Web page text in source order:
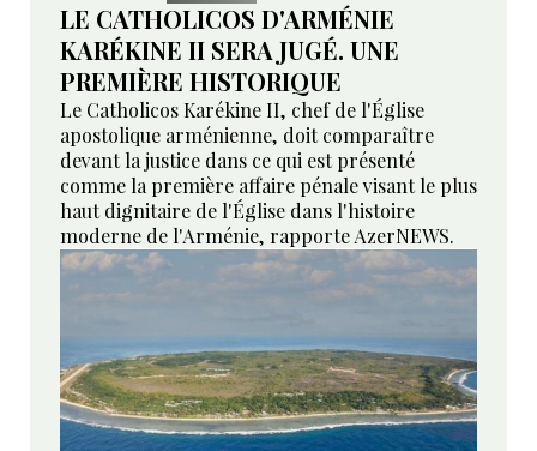
LE CATHOLICOS D'ARMÉNIE
KARÉKINE II SERA JUGÉ. UNE
PREMIÈRE HISTORIQUE
Le Catholicos Karékine II, chef de l'Église
apostolique arménienne, doit comparaître
devant la justice dans ce qui est présenté
comme la première affaire pénale visant le plus
haut dignitaire de l'Église dans l'histoire
moderne de l'Arménie, rapporte AzerNEWS.